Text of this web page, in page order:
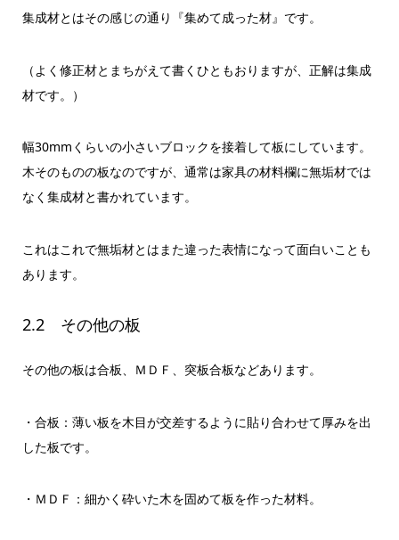
集成材とはその感じの通り『集めて成った材』です。
（よく修正材とまちがえて書くひともおりますが、正解は集成
材です。）
幅30mmくらいの小さいブロックを接着して板にしています。
木そのものの板なのですが、通常は家具の材料欄に無垢材では
なく集成材と書かれています。
これはこれで無垢材とはまた違った表情になって面白いことも
あります。
2.2 その他の板
その他の板は合板、ＭＤＦ、突板合板などあります。
・合板：薄い板を木目が交差するように貼り合わせて厚みを出
した板です。
・ＭＤＦ：細かく砕いた木を固めて板を作った材料。